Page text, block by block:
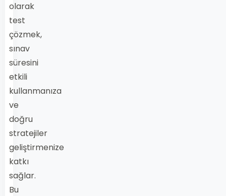
olarak
test
çözmek,
sınav
süresini
etkili
kullanmanıza
ve
doğru
stratejiler
geliştirmenize
katkı
sağlar.
Bu